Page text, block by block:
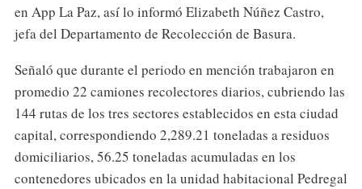
en App La Paz, así lo informó Elizabeth Núñez Castro,
jefa del Departamento de Recolección de Basura.
Señaló que durante el periodo en mención trabajaron en
promedio 22 camiones recolectores diarios, cubriendo las
144 rutas de los tres sectores establecidos en esta ciudad
capital, correspondiendo 2,289.21 toneladas a residuos
domiciliarios, 56.25 toneladas acumuladas en los
contenedores ubicados en la unidad habitacional Pedregal